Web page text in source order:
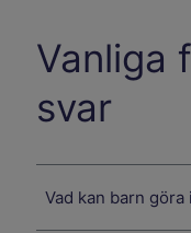
Vanliga
svar
Vad kan barn